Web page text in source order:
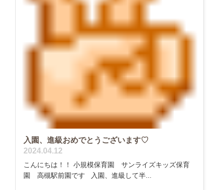
入園、進級おめでとうございます♡
2024.04.12
こんにちは！！ 小規模保育園 サンライズキッズ保育
園 高槻駅前園です 入園、進級して半...